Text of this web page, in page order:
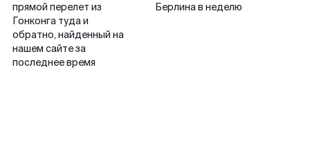
прямой перелет из
Гонконга туда и
обратно, найденный на
нашем сайте за
последнее время
Берлина в неделю